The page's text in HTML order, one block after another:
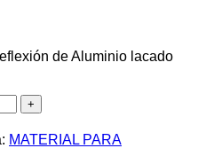
de Aluminio lacado
MATERIAL PARA